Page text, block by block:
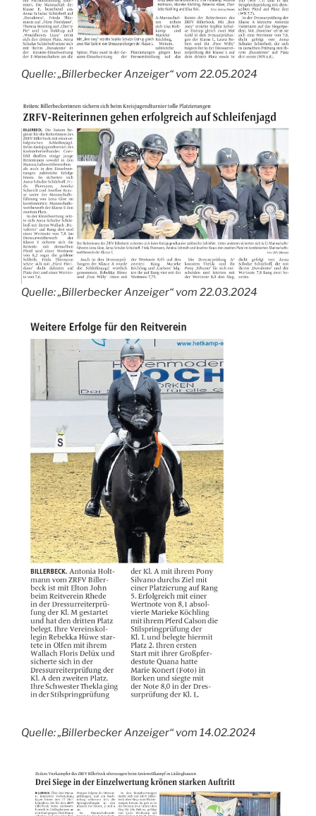
Quelle: „Billerbecker Anzeiger“ vom 22.05.2024
Quelle: „Billerbecker Anzeiger“ vom 22.03.2024
Quelle: „Billerbecker Anzeiger“ vom 14.02.2024